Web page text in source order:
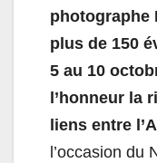
photographe
plus de 150
5 au 10
l’honneur la
liens entre
l’occasion du